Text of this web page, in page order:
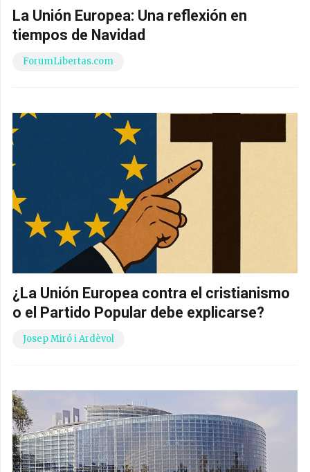
La Unión Europea: Una reflexión en
tiempos de Navidad
ForumLibertas.com
¿La Unión Europea contra el cristianismo
o el Partido Popular debe explicarse?
Josep Miró i Ardèvol